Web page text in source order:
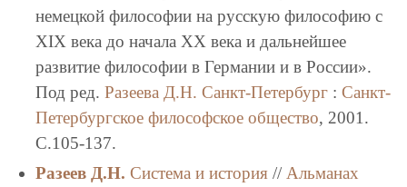
немецкой философии на русскую философию с
XIX века до начала XX века и дальнейшее
развитие философии в Германии и в России».
Под ред. Разеева Д.Н. Санкт-Петербург: Санкт-
Петербургское философское общество, 2001.
C.105-137.
Разеев Д.Н. Система и история// Альманах